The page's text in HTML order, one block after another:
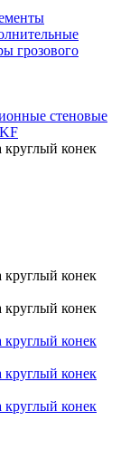
грозового
стеновые
круглый конек